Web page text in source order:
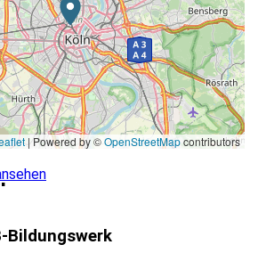
|Powered by ©OpenStreetMapcontributors
Bildungswerk